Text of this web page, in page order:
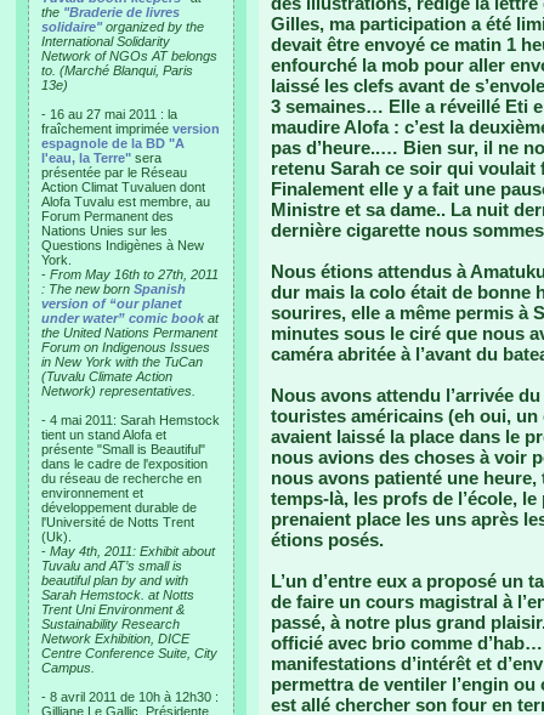
the "Braderie de livres
solidaire"organized by the
International Solidarity
Network of NGOs AT belongs
to. (Marché Blanqui, Paris
13e)
- 16 au 27 mai 2011 : la
fraîchement imprimée version
espagnole de la BD "A
l'eau, la Terre" sera
présentée par le Réseau
Action Climat Tuvaluen dont
Alofa Tuvalu est membre, au
Forum Permanent des
Nations Unies sur les
Questions Indigènes à New
York.
- From May 16th to 27th, 2011
: The new born Spanish
version of “our planet
under water” comic book at
the United Nations Permanent
Forum on Indigenous Issues
in New York with the TuCan
(Tuvalu Climate Action
Network) representatives.
- 4 mai 2011: Sarah Hemstock
tient un stand Alofa et
présente "Small is Beautiful"
dans le cadre de l'exposition
du réseau de recherche en
environnement et
développement durable de
l'Université de Notts Trent
(Uk).
- May 4th, 2011: Exhibit about
Tuvalu and AT’s small is
beautiful plan by and with
Sarah Hemstock. at Notts
Trent Uni Environment &
Sustainability Research
Network Exhibition, DICE
Centre Conference Suite, City
Campus.
- 8 avril 2011 de 10h à 12h30 :
Gilliane Le Gallic, Présidente
Gilles, ma participation a été
devait être envoyé ce matin 1
enfourché la mob pour aller
laissé les clefs avant de
3 semaines… Elle a réveillé Eti
maudire Alofa : c’est la
pas d’heure..… Bien sur, il ne
retenu Sarah ce soir qui voulait
Finalement elle y a fait une
Ministre et sa dame.. La nuit
dernière cigarette nous
Nous étions attendus à
dur mais la colo était de bonne
sourires, elle a même permis à
minutes sous le ciré que nous
caméra abritée à l’avant du
Nous avons attendu l’arrivée
touristes américains (eh oui,
avaient laissé la place dans le
nous avions des choses à voir
nous avons patienté une
temps-là, les profs de l’école,
prenaient place les uns après
étions posés.
L’un d’entre eux a proposé un
de faire un cours magistral à
passé, à notre plus grand
officié avec brio comme
manifestations d’intérêt et
permettra de ventiler l’engin
est allé chercher son four en